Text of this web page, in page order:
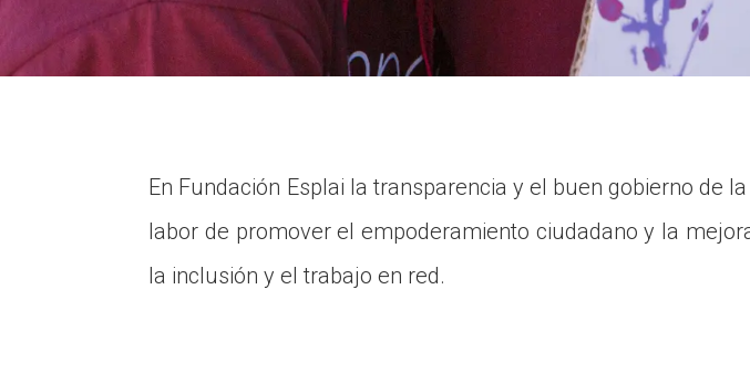
En Fundación Esplai la transparencia y el buen gobierno de
labor de promover el empoderamiento ciudadano y la
la inclusión y el trabajo en red.